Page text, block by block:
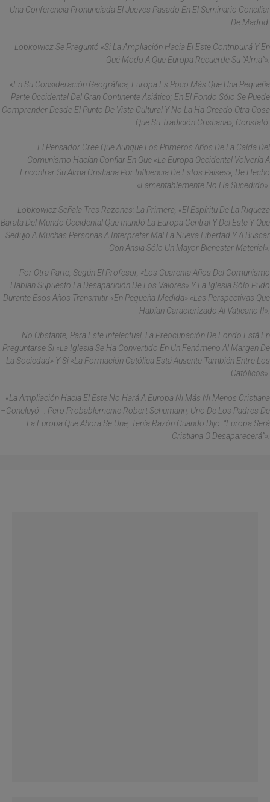
Una Conferencia Pronunciada El Jueves Pasado En El Seminario Conciliar
De Madrid.
Lobkowicz Se Preguntó «si La Ampliación Hacia El Este Contribuirá Y En
Qué Modo A Que Europa Recuerde Su “alma”».
«En Su Consideración Geográfica, Europa Es Poco Más Que Una Pequeña
Parte Occidental Del Gran Continente Asiático; En El Fondo Sólo Se Puede
Comprender Desde El Punto De Vista Cultural Y No La Ha Creado Otra Cosa
Que Su Tradición Cristiana», Constató.
El Pensador Cree Que Aunque Los Primeros Años De La Caída Del
Comunismo Hacían Confiar En Que «la Europa Occidental Volvería A
Encontrar Su Alma Cristiana Por Influencia De Estos Países», De Hecho
«lamentablemente No Ha Sucedido».
Lobkowicz Señala Tres Razones: La Primera, «el Espíritu De La Riqueza
Barata Del Mundo Occidental Que Inundó La Europa Central Y Del Este Y Que
Sedujo A Muchas Personas A Interpretar Mal La Nueva Libertad Y A Buscar
Con Ansia Sólo Un Mayor Bienestar Material».
Por Otra Parte, Según El Profesor, «los Cuarenta Años Del Comunismo
Habían Supuesto La Desaparición De Los Valores» Y La Iglesia Sólo Pudo
Durante Esos Años Transmitir «en Pequeña Medida» «las Perspectivas Que
Habían Caracterizado Al Vaticano II».
No Obstante, Para Este Intelectual, La Preocupación De Fondo Está En
Preguntarse Si «la Iglesia Se Ha Convertido En Un Fenómeno Al Margen De
La Sociedad» Y Si «la Formación Católica Está Ausente También Entre Los
Católicos».
«La Ampliación Hacia El Este No Hará A Europa Ni Más Ni Menos Cristiana
–concluyó--. Pero Probablemente Robert Schumann, Uno De Los Padres De
La Europa Que Ahora Se Une, Tenía Razón Cuando Dijo: “Europa Será
Cristiana O Desaparecerá”».